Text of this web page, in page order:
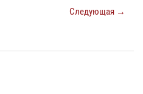
Следующая →